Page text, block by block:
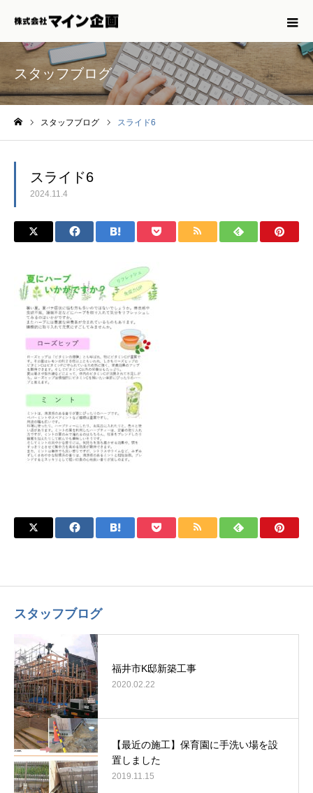
スタッフブログ
スタッフブログ スライド6
スライド6
2024.11.4
スタッフブログ
福井市K邸新築工事
2020.02.22
【最近の施工】保育園に手洗い場を設
置しました
2019.11.15